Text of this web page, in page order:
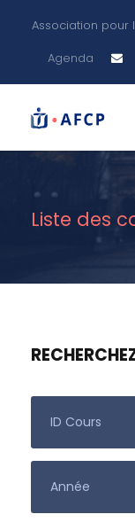
Association pour
Agenda
Liste des